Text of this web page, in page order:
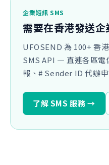
企業短訊 SMS
需要在香港發送企
UFOSEND 為 100+ 香
SMS API — 直連各區電
報、# Sender ID 代辦申
了解 SMS 服務 →